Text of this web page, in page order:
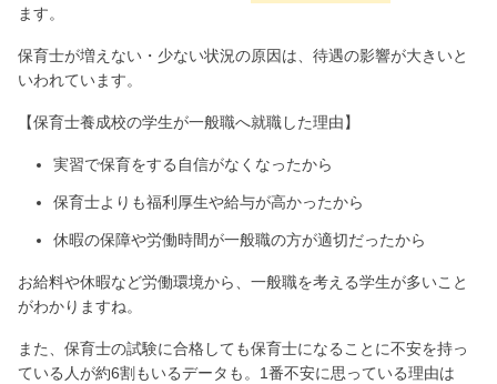
ます。
保育士が増えない・少ない状況の原因は、待遇の影響が大きいと
いわれています。
【保育士養成校の学生が一般職へ就職した理由】
実習で保育をする自信がなくなったから
保育士よりも福利厚生や給与が高かったから
休暇の保障や労働時間が一般職の方が適切だったから
お給料や休暇など労働環境から、一般職を考える学生が多いこと
がわかりますね。
また、保育士の試験に合格しても保育士になることに不安を持っ
ている人が約6割もいるデータも。1番不安に思っている理由は